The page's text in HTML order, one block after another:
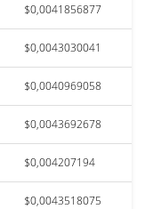
$0,0041856877
$0,0043030041
$0,0040969058
$0,0043692678
$0,004207194
$0,0043518075